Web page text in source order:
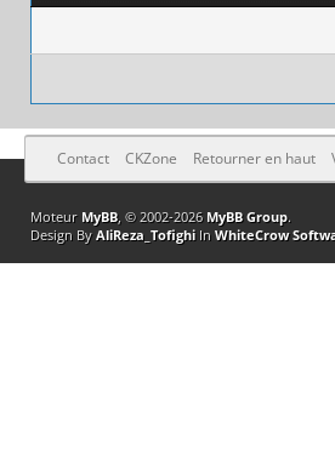
Contact CKZone Retourner en haut
Moteur MyBB, © 2002-2026 MyBB Group.
Design By AliReza_TofighiIn WhiteCrow